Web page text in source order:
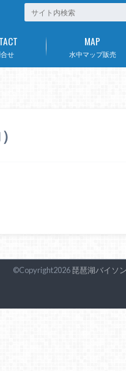
せ 水中マップ販売
MAP
©Copyright2026琵琶湖バイソ